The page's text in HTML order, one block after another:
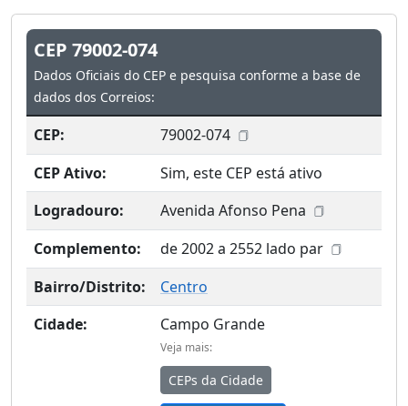
CEP 79002-074
Dados Oficiais do CEP e pesquisa conforme a base de
dados dos Correios:
CEP:
79002-074
CEP Ativo:
Sim, este CEP está ativo
Logradouro:
Avenida Afonso Pena
Complemento:
de 2002 a 2552 lado par
Bairro/Distrito:
Centro
Cidade:
Campo Grande
Veja mais:
CEPs da Cidade